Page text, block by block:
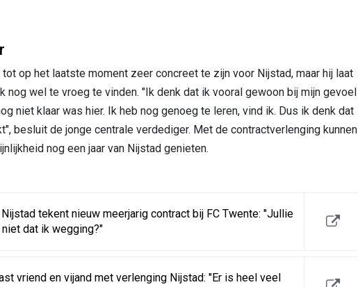
op het laatste moment zeer concreet te zijn voor Nijstad, maar hij laat
nog wel te vroeg te vinden. "Ik denk dat ik vooral gewoon bij mijn gevoel
niet klaar was hier. Ik heb nog genoeg te leren, vind ik. Dus ik denk dat
besluit de jonge centrale verdediger. Met de contractverlenging kunnen
nog een jaar van Nijstad genieten.
Nijstad tekent nieuw meerjarig contract bij FC Twente: "Jullie
dat ik wegging?"
vriend en vijand met verlenging Nijstad: "Er is heel veel